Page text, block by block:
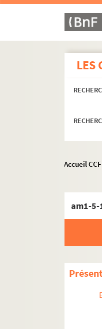
LES
Accueil
am1-5-